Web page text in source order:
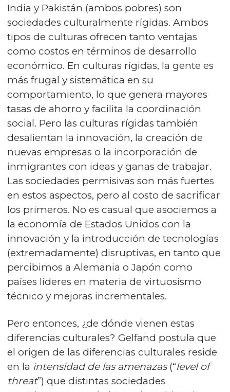
India y Pakistán (ambos pobres) son
sociedades culturalmente rígidas. Ambos
tipos de culturas ofrecen tanto ventajas
como costos en términos de desarrollo
económico. En culturas rígidas, la gente es
más frugal y sistemática en su
comportamiento, lo que genera mayores
tasas de ahorro y facilita la coordinación
social. Pero las culturas rígidas también
desalientan la innovación, la creación de
nuevas empresas o la incorporación de
inmigrantes con ideas y ganas de trabajar.
Las sociedades permisivas son más fuertes
en estos aspectos, pero al costo de sacrificar
los primeros. No es casual que asociemos a
la economía de Estados Unidos con la
innovación y la introducción de tecnologías
(extremadamente) disruptivas, en tanto que
percibimos a Alemania o Japón como
países líderes en materia de virtuosismo
técnico y mejoras incrementales.
Pero entonces, ¿de dónde vienen estas
diferencias culturales? Gelfand postula que
el origen de las diferencias culturales reside
en la intensidad de las amenazas(“level of
threat”) que distintas sociedades